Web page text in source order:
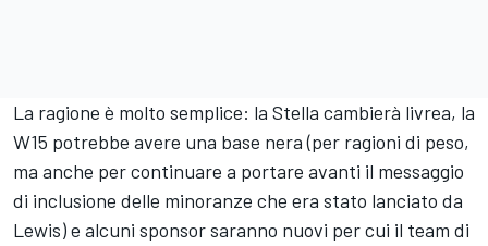
La ragione è molto semplice: la Stella cambierà livrea, la
W15 potrebbe avere una base nera (per ragioni di peso,
ma anche per continuare a portare avanti il messaggio
di inclusione delle minoranze che era stato lanciato da
Lewis) e alcuni sponsor saranno nuovi per cui il team di